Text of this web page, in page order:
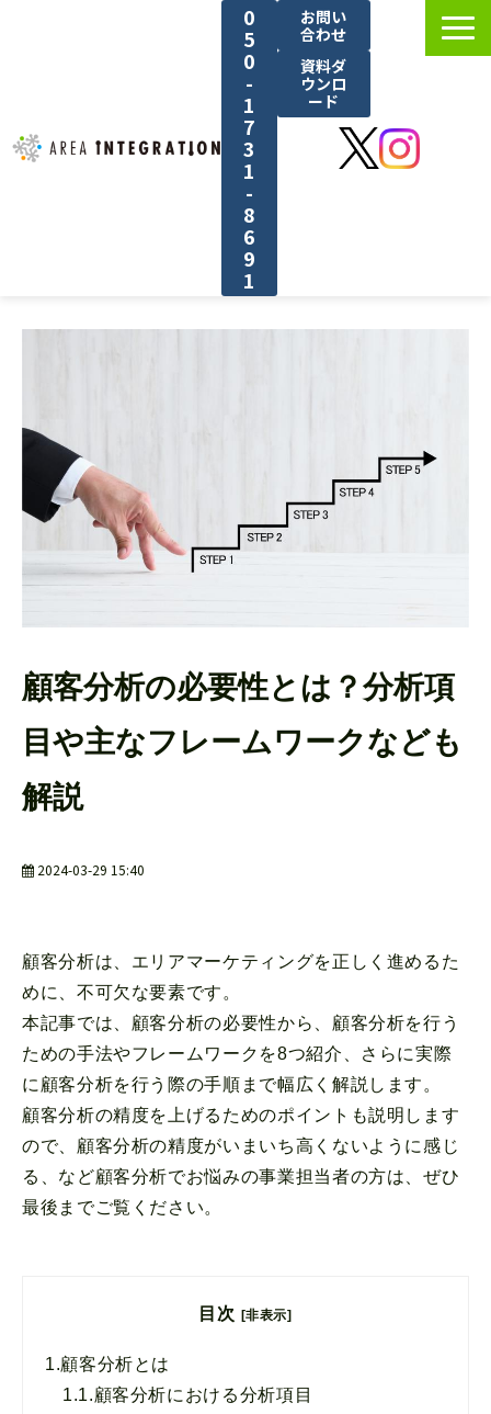
0
5
0
-
1
7
3
1
-
8
6
9
1
お問い
合わせ
資料ダ
ウンロ
ード
よくあるご質問
顧客分析の必要性とは？分析項
目や主なフレームワークなども
解説
2024-03-29 15:40
顧客分析は、エリアマーケティングを正しく進めるた
めに、不可欠な要素です。
本記事では、顧客分析の必要性から、顧客分析を行う
ための手法やフレームワークを8つ紹介、さらに実際
に顧客分析を行う際の手順まで幅広く解説します。
顧客分析の精度を上げるためのポイントも説明します
ので、顧客分析の精度がいまいち高くないように感じ
る、など顧客分析でお悩みの事業担当者の方は、ぜひ
最後までご覧ください。
目次 [非表示]
1.顧客分析とは
1.1.顧客分析における分析項目